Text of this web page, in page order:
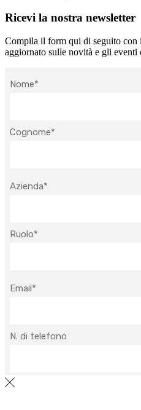
Ricevi la nostra newsletter
Compila il form qui di seguito con
aggiornato sulle novità e gli eventi